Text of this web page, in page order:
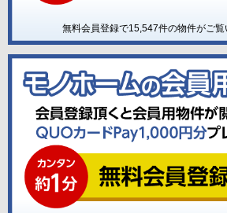
無料会員登録で15,547件の物件がご覧